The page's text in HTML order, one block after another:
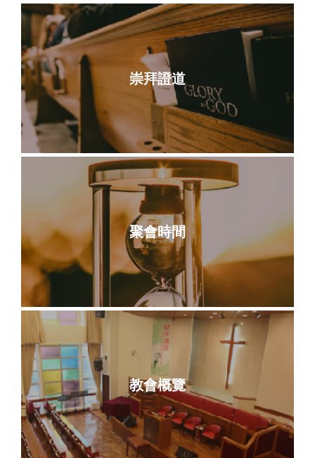
崇拜證道
聚會時間
教會概覽